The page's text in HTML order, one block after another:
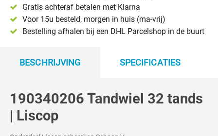
Gratis achteraf betalen met Klarna
Voor 15u besteld, morgen in huis (ma-vrij)
Bestelling afhalen bij een DHL Parcelshop in de buurt
BESCHRIJVING SPECIFICATIES
190340206 Tandwiel 32 tands
| Liscop